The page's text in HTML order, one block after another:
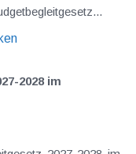
2028 im